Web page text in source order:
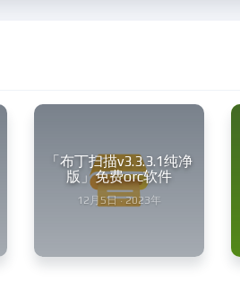
「布丁扫描v3.3.3.1纯净
版」免费orc软件
12月5日 · 2023年